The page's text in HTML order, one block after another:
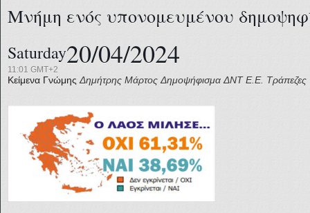
Μνήμη ενός υπονομευμένου
Saturday20/04/2024
11:01 GMT+2
Κείμενα Γνώμης Δημήτρης Μάρτος Δημοψήφισμα ΔΝΤ Ε.Ε. Τράπεζες